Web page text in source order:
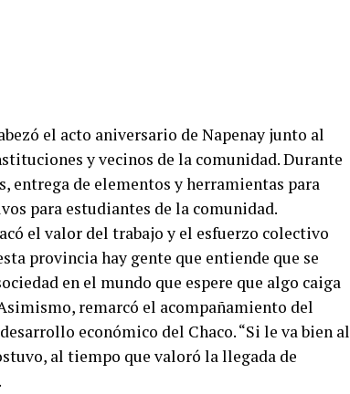
el acto aniversario de Napenay junto al
y vecinos de la comunidad. Durante
entrega de elementos y herramientas para
para estudiantes de la comunidad.
el valor del trabajo y el esfuerzo colectivo
provincia hay gente que entiende que se
en el mundo que espere que algo caiga
remarcó el acompañamiento del
económico del Chaco. “Si le va bien al
al tiempo que valoró la llegada de